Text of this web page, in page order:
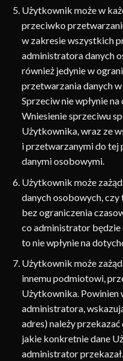
Użytkownik może w
przeciwko
w zakresie wszystkich
administratora danych
również jedynie w
przetwarzania danych
Sprzeciw nie wpłynie
Wniesienie sprzeciwu
Użytkownika, wraz ze
i przetwarzanymi do tej
danymi osobowymi.
Użytkownik może
danych osobowych, czy
bez ograniczenia
co administrator będzie
to nie wpłynie na
Użytkownik może
innemu podmiotowi,
Użytkownika. Powinien
administratora,
adres) należy
jakie konkretnie dane
administrator